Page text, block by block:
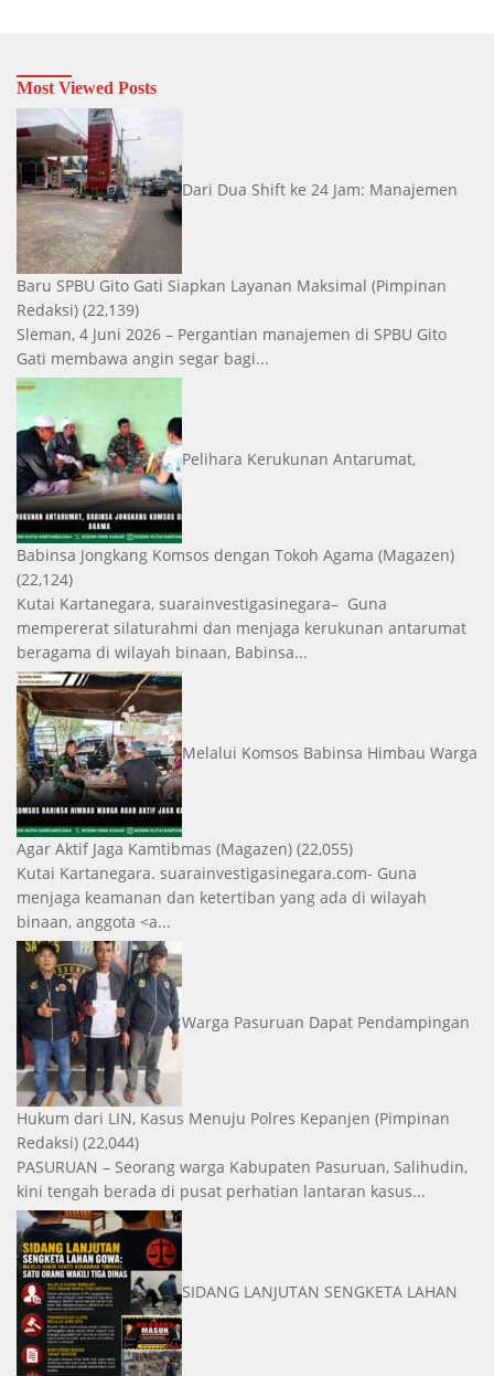
Most Viewed Posts
Dari Dua Shift ke 24 Jam: Manajemen
Baru SPBU Gito Gati Siapkan Layanan Maksimal (Pimpinan
Redaksi) (22,139)
Sleman, 4 Juni 2026 – Pergantian manajemen di SPBU Gito
Gati membawa angin segar bagi...
Pelihara Kerukunan Antarumat,
Babinsa Jongkang Komsos dengan Tokoh Agama (Magazen)
(22,124)
Kutai Kartanegara, suarainvestigasinegara– Guna
mempererat silaturahmi dan menjaga kerukunan antarumat
beragama di wilayah binaan, Babinsa...
Melalui Komsos Babinsa Himbau Warga
Agar Aktif Jaga Kamtibmas (Magazen) (22,055)
Kutai Kartanegara. suarainvestigasinegara.com- Guna
menjaga keamanan dan ketertiban yang ada di wilayah
binaan, anggota <a...
Warga Pasuruan Dapat Pendampingan
Hukum dari LIN, Kasus Menuju Polres Kepanjen (Pimpinan
Redaksi) (22,044)
PASURUAN – Seorang warga Kabupaten Pasuruan, Salihudin,
kini tengah berada di pusat perhatian lantaran kasus...
SIDANG LANJUTAN SENGKETA LAHAN